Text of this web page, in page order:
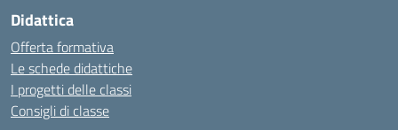
Didattica
Offerta formativa
Le schede didattiche
I progetti delle classi
Consigli di classe